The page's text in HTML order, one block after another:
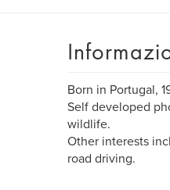
Born in Portugal,
Self developed
wildlife.
Other interests
road driving.